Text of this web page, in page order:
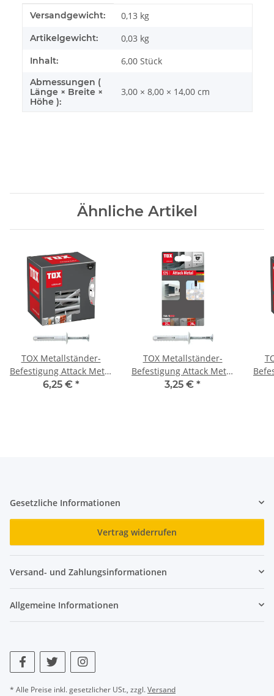
Produkteigenschaft
Wert
Versandgewicht: 0,13 kg
Artikelgewicht: 0,03 kg
Inhalt: 6,00 Stück
Abmessungen (
Länge × Breite ×
Höhe ):
3,00 × 8,00 × 14,00 cm
Ähnliche Artikel
TOX Metallständer-
Befestigung Attack Metal
6x35 mm
6,25 € *
TOX Metallständer-
Befestigung Attack Metal
6x35 mm
3,25 € *
Gesetzliche Informationen
Vertrag widerrufen
Versand- und Zahlungsinformationen
Allgemeine Informationen
* Alle Preise inkl. gesetzlicher USt., zzgl.Versand